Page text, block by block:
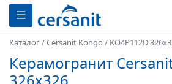
Каталог/Cersanit Kongo / KO4P112D
Керамогранит